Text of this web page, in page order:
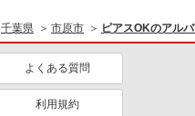
千葉県 市原市 ピアスOKのアル
よくある質問
利用規約